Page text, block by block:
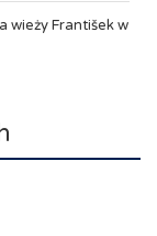
wieży František w